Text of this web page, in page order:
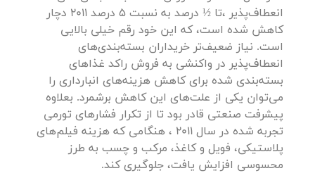
انعطاف‌پذیر ،تا ½ درصد به نسبت 5 درصد 2011 دچار
کاهش شده است، که این خود رقم خیلی بالایی
است. نیاز ضعیف‌تر خریداران بسته‌بندی‌های
انعطاف‌پذیر در واکنشی به فروش راکد غذاهای
بسته‌بندی شده برای کاهش هزینه‌های انبارداری را
می‌توان یکی از علت‌های این کاهش برشمرد. بعلاوه
پیشرفت صنعتی قادر بود تا از تکرار فشارهای تورمی
تجربه شده در سال 2011 ، هنگامی که هزینه فیلم‌های
پلاستیکی، فویل و کاغذ، مرکب و چسب به‌ طرز
محسوسی افزایش یافت، جلوگیری کند.